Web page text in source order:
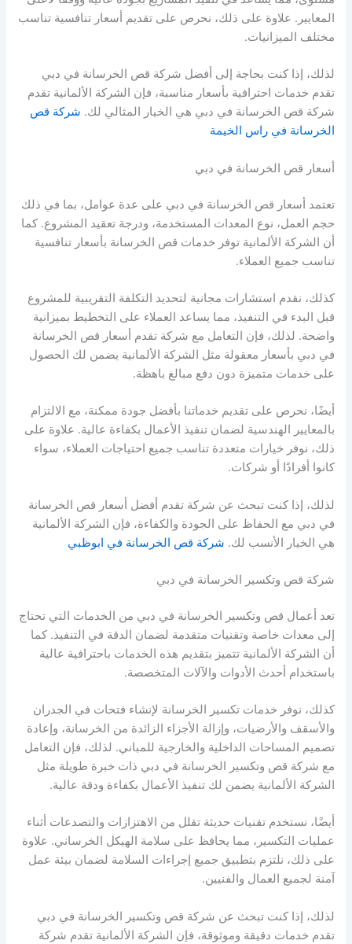
المعايير. علاوة على ذلك، نحرص على تقديم أسعار تنافسية تناسب
مختلف الميزانيات.
لذلك، إذا كنت بحاجة إلى أفضل شركة قص الخرسانة في دبي
تقدم خدمات احترافية بأسعار مناسبة، فإن الشركة الألمانية تقدم
شركة قص الخرسانة في دبي هي الخيار المثالي لك. شركة قص
الخرسانة في راس الخيمة
أسعار قص الخرسانة في دبي
تعتمد أسعار قص الخرسانة في دبي على عدة عوامل، بما في ذلك
حجم العمل، نوع المعدات المستخدمة، ودرجة تعقيد المشروع. كما
أن الشركة الألمانية توفر خدمات قص الخرسانة بأسعار تنافسية
تناسب جميع العملاء.
كذلك، نقدم استشارات مجانية لتحديد التكلفة التقريبية للمشروع
قبل البدء في التنفيذ، مما يساعد العملاء على التخطيط بميزانية
واضحة. لذلك، فإن التعامل مع شركة تقدم أسعار قص الخرسانة
في دبي بأسعار معقولة مثل الشركة الألمانية يضمن لك الحصول
على خدمات متميزة دون دفع مبالغ باهظة.
أيضًا، نحرص على تقديم خدماتنا بأفضل جودة ممكنة، مع الالتزام
بالمعايير الهندسية لضمان تنفيذ الأعمال بكفاءة عالية. علاوة على
ذلك، نوفر خيارات متعددة تناسب جميع احتياجات العملاء، سواء
كانوا أفرادًا أو شركات.
لذلك، إذا كنت تبحث عن شركة تقدم أفضل أسعار قص الخرسانة
في دبي مع الحفاظ على الجودة والكفاءة، فإن الشركة الألمانية
هي الخيار الأنسب لك. شركة قص الخرسانة في ابوظبي
شركة قص وتكسير الخرسانة في دبي
تعد أعمال قص وتكسير الخرسانة في دبي من الخدمات التي تحتاج
إلى معدات خاصة وتقنيات متقدمة لضمان الدقة في التنفيذ. كما
أن الشركة الألمانية تتميز بتقديم هذه الخدمات باحترافية عالية
باستخدام أحدث الأدوات والآلات المتخصصة.
كذلك، نوفر خدمات تكسير الخرسانة لإنشاء فتحات في الجدران
والأسقف والأرضيات، وإزالة الأجزاء الزائدة من الخرسانة، وإعادة
تصميم المساحات الداخلية والخارجية للمباني. لذلك، فإن التعامل
مع شركة قص وتكسير الخرسانة في دبي ذات خبرة طويلة مثل
الشركة الألمانية يضمن لك تنفيذ الأعمال بكفاءة ودقة عالية.
أيضًا، نستخدم تقنيات حديثة تقلل من الاهتزازات والتصدعات أثناء
عمليات التكسير، مما يحافظ على سلامة الهيكل الخرساني. علاوة
على ذلك، نلتزم بتطبيق جميع إجراءات السلامة لضمان بيئة عمل
آمنة لجميع العمال والفنيين.
لذلك، إذا كنت تبحث عن شركة قص وتكسير الخرسانة في دبي
تقدم خدمات دقيقة وموثوقة، فإن الشركة الألمانية تقدم شركة